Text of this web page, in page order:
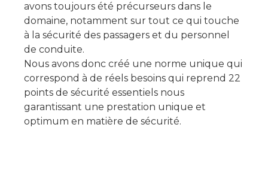
avons toujours été précurseurs dans le
domaine, notamment sur tout ce qui touche
à la sécurité des passagers et du personnel
de conduite.
Nous avons donc créé une norme unique qui
correspond à de réels besoins qui reprend 22
points de sécurité essentiels nous
garantissant une prestation unique et
optimum en matière de sécurité.